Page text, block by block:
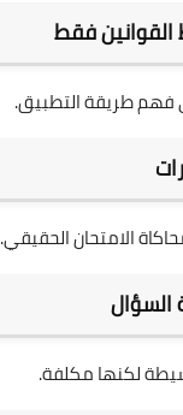
فقط
فهم طريقة التطبيق.
الامتحان الحقيقي.
السؤال
لكنها مكلفة.